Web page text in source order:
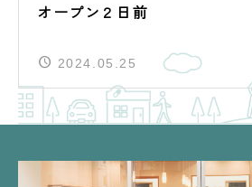
オープン２日前
2024.05.25